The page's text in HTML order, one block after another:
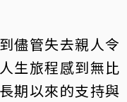
儘管失去親人令
生旅程感到無比
期以來的支持與